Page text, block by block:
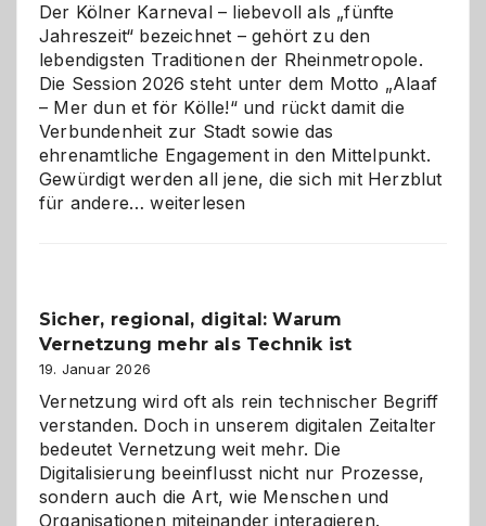
Der Kölner Karneval – liebevoll als „fünfte
Jahreszeit“ bezeichnet – gehört zu den
lebendigsten Traditionen der Rheinmetropole.
Die Session 2026 steht unter dem Motto „Alaaf
– Mer dun et för Kölle!“ und rückt damit die
Verbundenheit zur Stadt sowie das
ehrenamtliche Engagement in den Mittelpunkt.
Gewürdigt werden all jene, die sich mit Herzblut
für andere…Kölner
ein
dreifaches
Alaaf!
weiterlesen
Sicher, regional, digital: Warum
Vernetzung mehr als Technik ist
19. Januar 2026
Vernetzung wird oft als rein technischer Begriff
verstanden. Doch in unserem digitalen Zeitalter
bedeutet Vernetzung weit mehr. Die
Digitalisierung beeinflusst nicht nur Prozesse,
sondern auch die Art, wie Menschen und
Organisationen miteinander interagieren.